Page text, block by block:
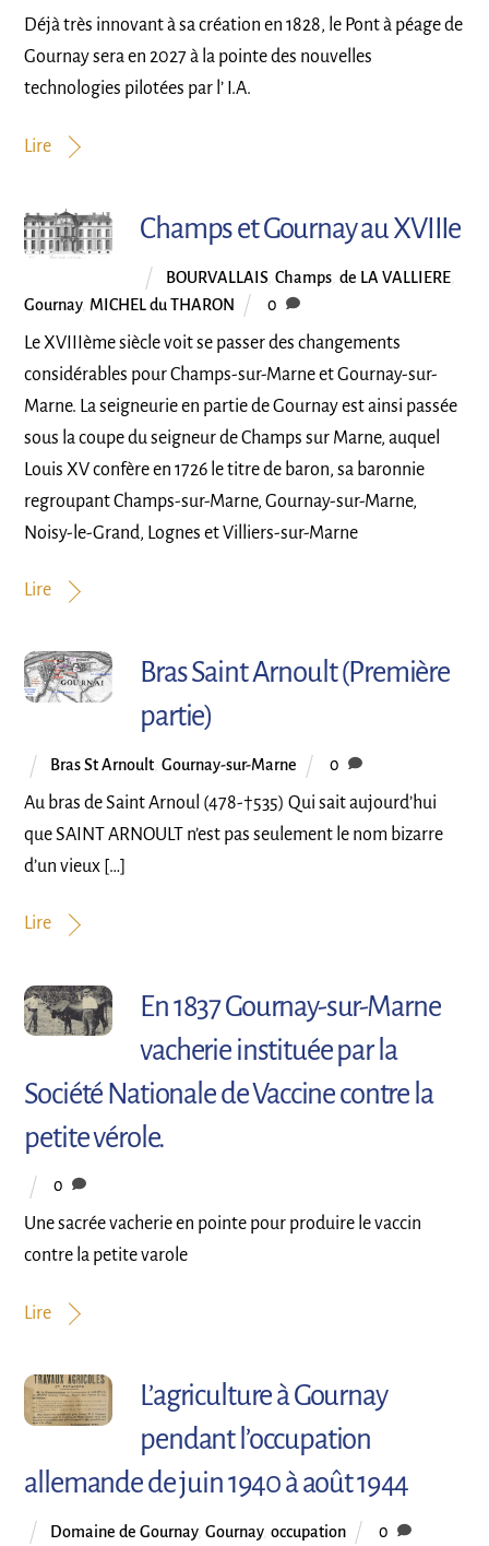
Déjà très innovant à sa création en 1828, le Pont à péage de
Gournay sera en 2027 à la pointe des nouvelles
technologies pilotées par l’ I.A.
Lire
Champs et Gournay au XVIIIe
BOURVALLAIS,Champs ,de LA VALLIERE
Gournay, MICHEL du THARON 0
Le XVIIIème siècle voit se passer des changements
considérables pour Champs-sur-Marne et Gournay-sur-
Marne. La seigneurie en partie de Gournay est ainsi passée
sous la coupe du seigneur de Champs sur Marne, auquel
Louis XV confère en 1726 le titre de baron, sa baronnie
regroupant Champs-sur-Marne, Gournay-sur-Marne,
Noisy-le-Grand, Lognes et Villiers-sur-Marne
Lire
Bras Saint Arnoult (Première
partie)
Bras St Arnoult ,Gournay-sur-Marne 0
Au bras de Saint Arnoul (478-†535) Qui sait aujourd’hui
que SAINT ARNOULT n’est pas seulement le nom bizarre
d’un vieux […]
Lire
En 1837 Gournay-sur-Marne
vacherie instituée par la
Société Nationale de Vaccine contre la
petite vérole.
0
Une sacrée vacherie en pointe pour produire le vaccin
contre la petite varole
Lire
L’agriculture à Gournay
pendant l’occupation
allemande de juin 1940 à août 1944
Domaine de Gournay,Gournay,occupation 0